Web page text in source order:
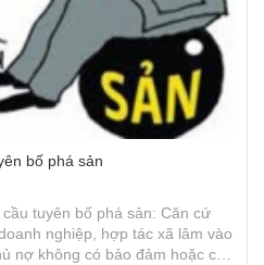
bố phá sản
tuyên bố phá sản: Căn cứ
nghiệp, hợp tác xã lâm vào
nợ không có bảo đảm hoặc có